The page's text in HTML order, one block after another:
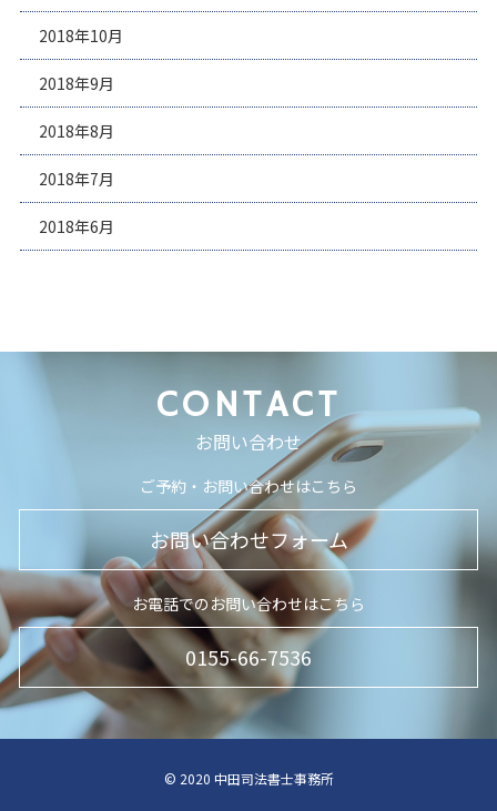
2018年10月
2018年9月
2018年8月
2018年7月
2018年6月
CONTACT
お問い合わせ
ご予約・お問い合わせはこちら
お問い合わせフォーム
お電話でのお問い合わせはこちら
0155-66-7536
© 2020 中田司法書士事務所